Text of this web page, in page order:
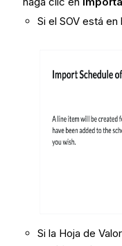
Si el SOV está
Si la Hoja de